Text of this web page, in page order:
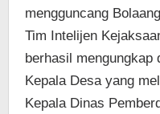
mengguncang
Tim Intelijen
berhasil mengungkap
Kepala Desa yang
Kepala Dinas